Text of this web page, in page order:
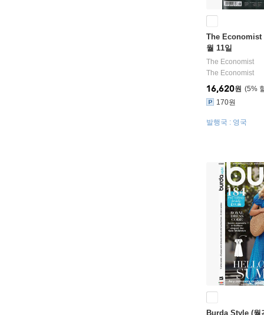
The Economist
월 11일
The Economist
The Economist
5%
16,620원
170원
발행국 : 영국
Burda Style (월